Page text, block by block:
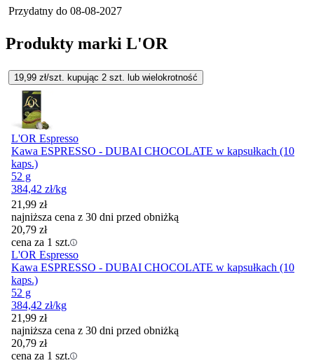
Przydatny do 08-08-2027
Produkty marki L'OR
19,99 zł/szt. kupując 2 szt. lub wielokrotność
L'OR Espresso
Kawa ESPRESSO - DUBAI CHOCOLATE w kapsułkach (10
kaps.)
52 g
384,42 zł/kg
21,99 zł
najniższa cena z 30 dni przed obniżką
20,79 zł
cena za 1 szt.
L'OR Espresso
Kawa ESPRESSO - DUBAI CHOCOLATE w kapsułkach (10
kaps.)
52 g
384,42 zł/kg
21,99 zł
najniższa cena z 30 dni przed obniżką
20,79 zł
cena za 1 szt.